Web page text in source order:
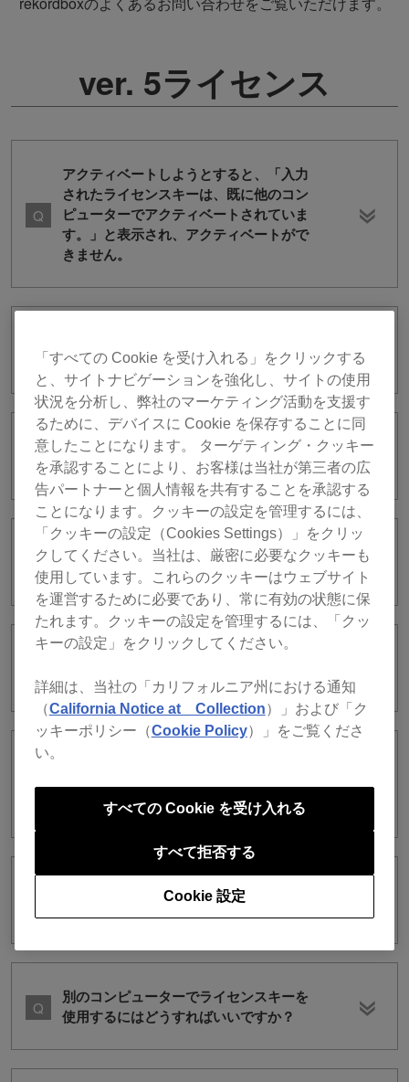
ver. 5ライセンス
アクティベートしようとすると、「入力
されたライセンスキーは、既に他のコン
ピューターでアクティベートされていま
す。」と表示され、アクティベートがで
きません。
わかりません。
ライセンスキーはどこに書いてあります
か？
ライセンスキーはどのような場合に必要
になりますか？
確認する方法はありますか？
ライセンスを他のコンピューターに移せ
ますか？
DDJ-200を購入しました。rekordbox dj
ライセンスキーは必要ですか？
別のコンピューターでライセンスキーを
使用するにはどうすればいいですか？
「すべての Cookie を受け入れる」をクリックする
と、サイトナビゲーションを強化し、サイトの使用
状況を分析し、弊社のマーケティング活動を支援す
るために、デバイスに Cookie を保存することに同
意したことになります。 ターゲティング・クッキー
を承認することにより、お客様は当社が第三者の広
告パートナーと個人情報を共有することを承認する
ことになります。クッキーの設定を管理するには、
「クッキーの設定（Cookies Settings）」をクリッ
クしてください。当社は、厳密に必要なクッキーも
使用しています。これらのクッキーはウェブサイト
を運営するために必要であり、常に有効の状態に保
たれます。クッキーの設定を管理するには、「クッ
キーの設定」をクリックしてください。
詳細は、当社の「カリフォルニア州における通知
（California Notice at Collection）」および「ク
ッキーポリシー（Cookie Policy）」をご覧くださ
い。
Cookie 設定
すべて拒否する
すべての Cookie を受け入れる